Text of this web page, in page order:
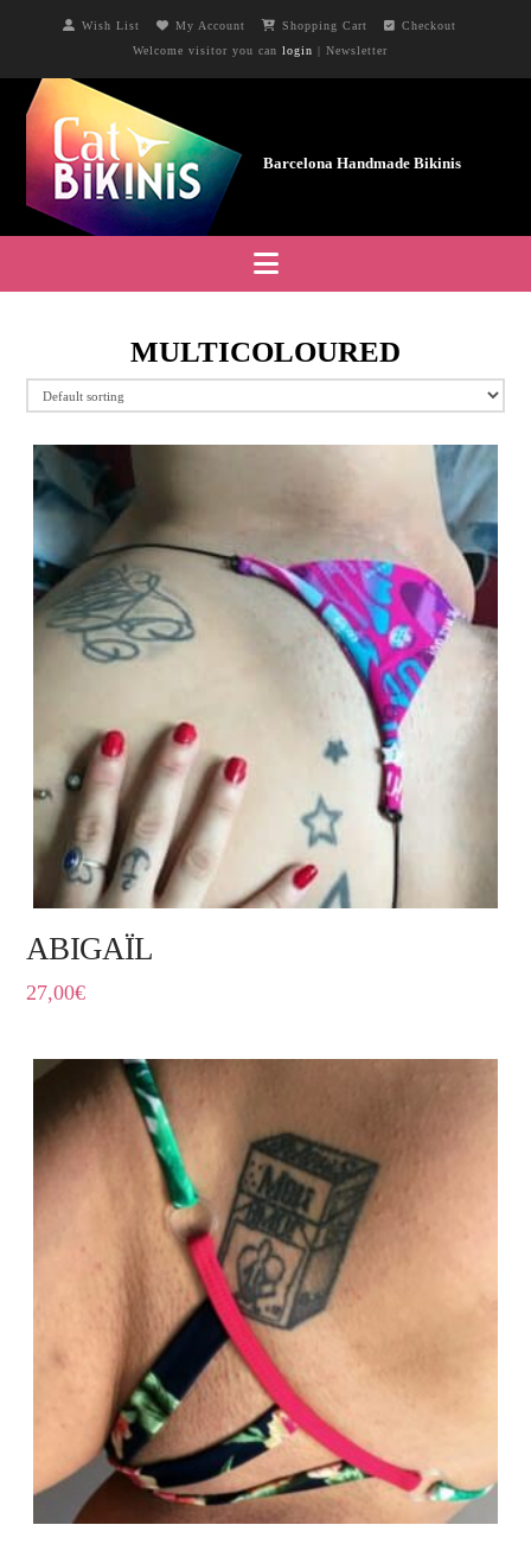
Wish List My Account Shopping Cart
Checkout
Welcome visitor you can login | Newsletter
Navigation
ABIGAÏL
27,00€